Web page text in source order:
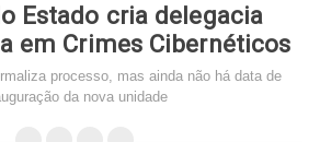
Estado cria delegacia
em Crimes Cibernéticos
processo, mas ainda não há data de
da nova unidade